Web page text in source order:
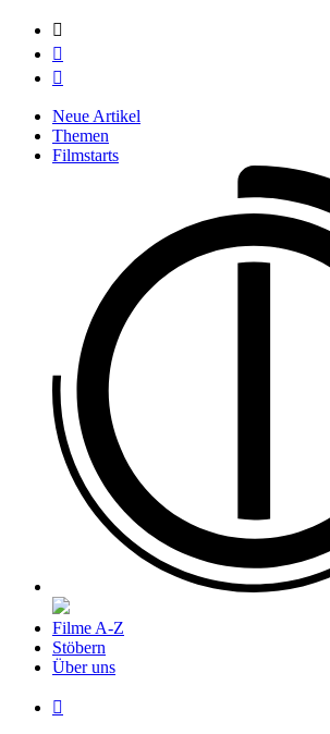



Neue Artikel
Themen
Filmstarts
Filme A-Z
Stöbern
Über uns
